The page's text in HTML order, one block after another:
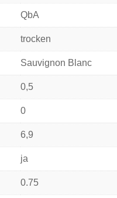
QbA
trocken
Sauvignon Blanc
0,5
0
6,9
ja
0.75